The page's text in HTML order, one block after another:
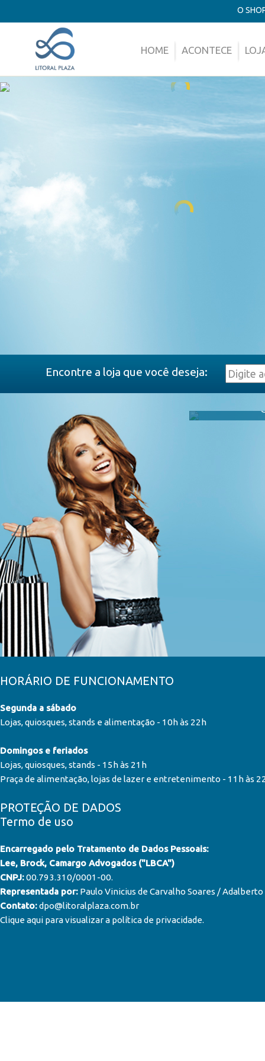
O
HOME ACONTECE
Encontre a loja que você deseja:
HORÁRIO DE FUNCIONAMENTO
Segunda a sábado
Lojas, quiosques, stands e alimentação - 10h às 22h
Domingos e feriados
Lojas, quiosques, stands - 15h às 21h
Praça de alimentação, lojas de lazer e entretenimento - 11h às
PROTEÇÃO DE DADOS
Termo de uso
Encarregado pelo Tratamento de Dados Pessoais:
Lee, Brock, Camargo Advogados ("LBCA")
CNPJ:00.793.310/0001-00.
Representada por: Paulo Vinicius de Carvalho Soares /
Contato:dpo@litoralplaza.com.br
Clique aqui para visualizar a política de privacidade.